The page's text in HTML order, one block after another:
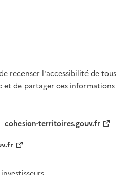
recenser l'accessibilité de tous
et de partager ces informations
cohesion-territoires.gouv.fr